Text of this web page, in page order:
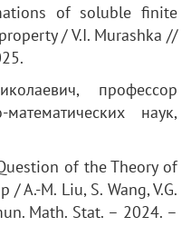
of soluble finite
/ V.I. Murashka //
профессор
наук,
of the Theory of
A.-M. Liu, S. Wang, V.G.
Math. Stat. – 2024. –